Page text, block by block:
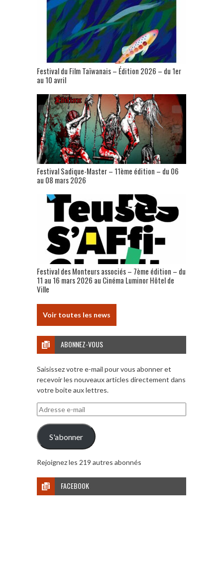
Festival du Film Taïwanais – Édition 2026 – du 1er
au 10 avril
Festival Sadique-Master – 11ème édition – du 06
au 08 mars 2026
Festival des Monteurs associés – 7ème édition – du
11 au 16 mars 2026 au Cinéma Luminor Hôtel de
Ville
Voir toutes les news
ABONNEZ-VOUS
Saisissez votre e-mail pour vous abonner et
recevoir les nouveaux articles directement dans
votre boite aux lettres.
Adresse
e-
mail
S'abonner
Rejoignez les 219 autres abonnés
FACEBOOK